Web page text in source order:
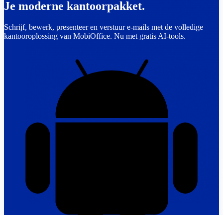
Je moderne kantoorpakket.
Schrijf, bewerk, presenteer en verstuur e-mails met de volledige
kantooroplossing van MobiOffice. Nu met gratis AI-tools.